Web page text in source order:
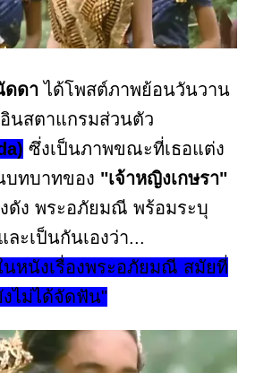
ดดา ได้โพสต์ภาพย้อนวันวาน
นสตาแกรมส่วนตัว
ซึ่งเป็นภาพขณะที่เธอแต่ง
บทบาทของ "เจ้าหญิงเกษรา"
ดัง พระอภัยมณี พร้อมระบุ
ะเป็นกันเองว่า...
นหนังเรื่องพระอภัยมณี สมัยที่
ไม่ได้จัดฟัน"